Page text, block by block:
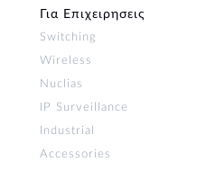
Για Επιχειρησεις
Switching
Wireless
Nuclias
IP Surveillance
Industrial
Accessories